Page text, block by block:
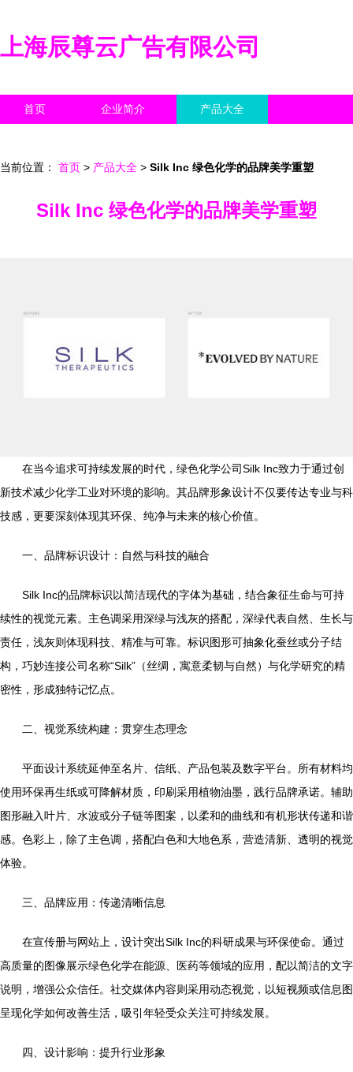
上海辰尊云广告有限公司
首页 企业简介 产品大全
当前位置： 首页 > 产品大全 > Silk Inc 绿色化学的品牌美学重塑
Silk Inc 绿色化学的品牌美学重塑
在当今追求可持续发展的时代，绿色化学公司Silk Inc致力于通过创
新技术减少化学工业对环境的影响。其品牌形象设计不仅要传达专业与科
技感，更要深刻体现其环保、纯净与未来的核心价值。
一、品牌标识设计：自然与科技的融合
Silk Inc的品牌标识以简洁现代的字体为基础，结合象征生命与可持
续性的视觉元素。主色调采用深绿与浅灰的搭配，深绿代表自然、生长与
责任，浅灰则体现科技、精准与可靠。标识图形可抽象化蚕丝或分子结
构，巧妙连接公司名称“Silk”（丝绸，寓意柔韧与自然）与化学研究的精
密性，形成独特记忆点。
二、视觉系统构建：贯穿生态理念
平面设计系统延伸至名片、信纸、产品包装及数字平台。所有材料均
使用环保再生纸或可降解材质，印刷采用植物油墨，践行品牌承诺。辅助
图形融入叶片、水波或分子链等图案，以柔和的曲线和有机形状传递和谐
感。色彩上，除了主色调，搭配白色和大地色系，营造清新、透明的视觉
体验。
三、品牌应用：传递清晰信息
在宣传册与网站上，设计突出Silk Inc的科研成果与环保使命。通过
高质量的图像展示绿色化学在能源、医药等领域的应用，配以简洁的文字
说明，增强公众信任。社交媒体内容则采用动态视觉，以短视频或信息图
呈现化学如何改善生活，吸引年轻受众关注可持续发展。
四、设计影响：提升行业形象